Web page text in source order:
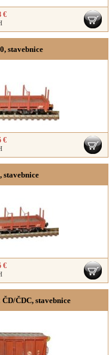
€
stavebnice
€
stavebnice
€
ČDC, stavebnice